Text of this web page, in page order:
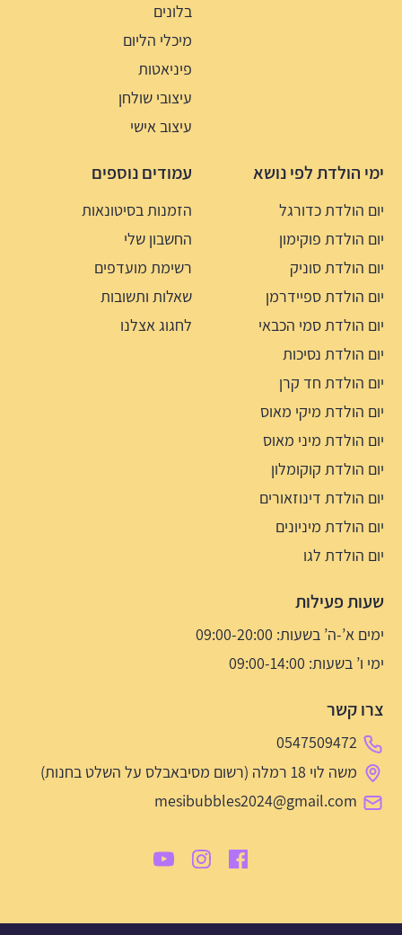
בלונים
מיכלי הליום
פיניאטות
עיצובי שולחן
עיצוב אישי
ימי הולדת לפי נושא
יום הולדת כדורגל
יום הולדת פוקימון
יום הולדת סוניק
יום הולדת ספיידרמן
יום הולדת סמי הכבאי
יום הולדת נסיכות
יום הולדת חד קרן
יום הולדת מיקי מאוס
יום הולדת מיני מאוס
יום הולדת קוקומלון
יום הולדת דינוזאורים
יום הולדת מיניונים
יום הולדת לגו
עמודים נוספים
הזמנות בסיטונאות
החשבון שלי
רשימת מועדפים
שאלות ותשובות
לחגוג אצלנו
שעות פעילות
ימים א’-ה’ בשעות: 09:00-20:00
ימי ו’ בשעות: 09:00-14:00
צרו קשר
0547509472
משה לוי 18 רמלה (רשום מסיבאבלס על השלט בחנות)
mesibubbles2024@gmail.com